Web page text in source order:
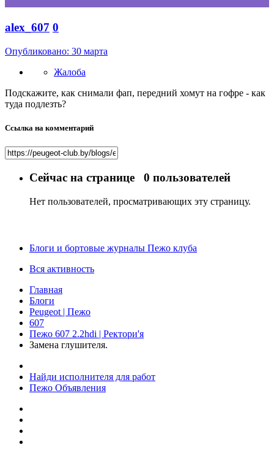
alex_607 0
Опубликовано: 30 марта
Жалоба
Подскажите, как снимали фап, передний хомут на гофре - как
туда подлезть?
Ссылка на комментарий
Сейчас на странице 0 пользователей
Нет пользователей, просматривающих эту страницу.
Блоги и бортовые журналы Пежо клуба
Вся активность
Главная
Блоги
Peugeot | Пежо
607
Пежо 607 2.2hdi | Ректори'я
Замена глушителя.
Найди исполнителя для работ
Пежо Объявления